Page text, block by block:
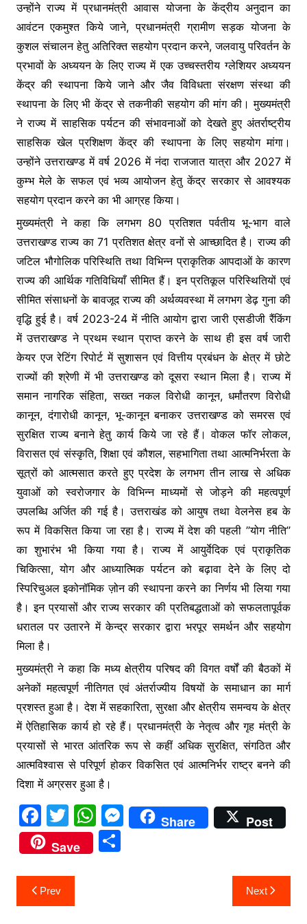
उन्होंने राज्य में प्रधानमंत्री आवास योजना के केंद्रीय अनुदान का
आवंटन एकमुश्त किये जाने, प्रधानमंत्री ग्रामीण सड़क योजना के
कुशल संचालन हेतु अतिरिक्त सहयोग प्रदान करने, जलवायु परिवर्तन के
प्रभावों के अध्ययन के लिए राज्य में एक उच्चस्तरीय ग्लेशियर अध्ययन
केंद्र की स्थापना किये जाने और जैव विविधता संरक्षण संस्था की
स्थापना के लिए भी केंद्र से तकनीकी सहयोग की मांग की। मुख्यमंत्री
ने राज्य में साहसिक पर्यटन की संभावनाओं को देखते हुए अंतर्राष्ट्रीय
साहसिक खेल प्रशिक्षण केंद्र की स्थापना के लिए सहयोग मांगा।
उन्होंने उत्तराखण्ड में वर्ष 2026 में नंदा राजजात यात्रा और 2027 में
कुम्भ मेले के सफल एवं भव्य आयोजन हेतु केंद्र सरकार से आवश्यक
सहयोग प्रदान करने का भी आग्रह किया।
मुख्यमंत्री ने कहा कि लगभग 80 प्रतिशत पर्वतीय भू-भाग वाले
उत्तराखण्ड राज्य का 71 प्रतिशत क्षेत्र वनों से आच्छादित है। राज्य की
जटिल भौगोलिक परिस्थिति तथा विभिन्न प्राकृतिक आपदाओं के कारण
राज्य की आर्थिक गतिविधियाँ सीमित हैं। इन प्रतिकूल परिस्थितियों एवं
सीमित संसाधनों के बावजूद राज्य की अर्थव्यवस्था में लगभग डेढ़ गुना की
वृद्धि हुई है। वर्ष 2023-24 में नीति आयोग द्वारा जारी एसडीजी रैंकिंग
में उत्तराखण्ड ने प्रथम स्थान प्राप्त करने के साथ ही इस वर्ष जारी
केयर एज रेटिंग रिपोर्ट में सुशासन एवं वित्तीय प्रबंधन के क्षेत्र में छोटे
राज्यों की श्रेणी में भी उत्तराखण्ड को दूसरा स्थान मिला है। राज्य में
समान नागरिक संहिता, सख्त नकल विरोधी कानून, धर्मांतरण विरोधी
कानून, दंगारोधी कानून, भू-कानून बनाकर उत्तराखण्ड को समरस एवं
सुरक्षित राज्य बनाने हेतु कार्य किये जा रहे हैं। वोकल फॉर लोकल,
विरासत एवं संस्कृति, शिक्षा एवं कौशल, सहभागिता तथा आत्मनिर्भरता के
सूत्रों को आत्मसात करते हुए प्रदेश के लगभग तीन लाख से अधिक
युवाओं को स्वरोजगार के विभिन्न माध्यमों से जोड़ने की महत्वपूर्ण
उपलब्धि अर्जित की गई है। उत्तराखंड को आयुष तथा वेलनेस हब के
रूप में विकसित किया जा रहा है। राज्य में देश की पहली ’’योग नीति’’
का शुभारंभ भी किया गया है। राज्य में आयुर्वेदिक एवं प्राकृतिक
चिकित्सा, योग और आध्यात्मिक पर्यटन को बढ़ावा देने के लिए दो
स्पिरिचुअल इकोनॉमिक ज़ोन की स्थापना करने का निर्णय भी लिया गया
है। इन प्रयासों और राज्य सरकार की प्रतिबद्धताओं को सफलतापूर्वक
धरातल पर उतारने में केन्द्र सरकार द्वारा भरपूर समर्थन और सहयोग
मिला है।
मुख्यमंत्री ने कहा कि मध्य क्षेत्रीय परिषद की विगत वर्षों की बैठकों में
अनेकों महत्वपूर्ण नीतिगत एवं अंतर्राज्यीय विषयों के समाधान का मार्ग
प्रशस्त हुआ है। देश में सहकारिता, सुरक्षा और क्षेत्रीय समन्वय के क्षेत्र
में ऐतिहासिक कार्य हो रहे हैं। प्रधानमंत्री के नेतृत्व और गृह मंत्री के
प्रयासों से भारत आंतरिक रूप से कहीं अधिक सुरक्षित, संगठित और
आत्मविश्वास से परिपूर्ण होकर विकसित एवं आत्मनिर्भर राष्ट्र बनने की
दिशा में अग्रसर हुआ है।
F
a
c
e
b
T
w
itt
er
W
h
at
M
e
Share
Post
Save
S
Post
navigation
Prev Next